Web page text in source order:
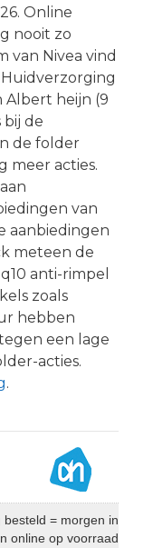
Online
nooit zo
van Nivea vind
Albert heijn (9
bij de
de folder
meer acties.
van
aanbiedingen
meteen de
anti-rimpel
zoals
hebben
een lage
acties.
.
besteld = morgen in
online op voorraad